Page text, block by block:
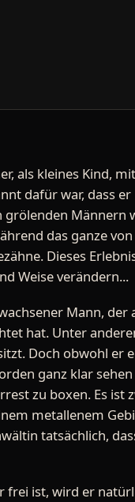
als kleines Kind,
dafür war, dass
Männern
das ganze
Dieses
Weise verändern...
Mann, der
hat. Unter
Doch obwohl er
ganz klar
zu boxen. Es ist
metallenem
tatsächlich,
frei ist, wird er